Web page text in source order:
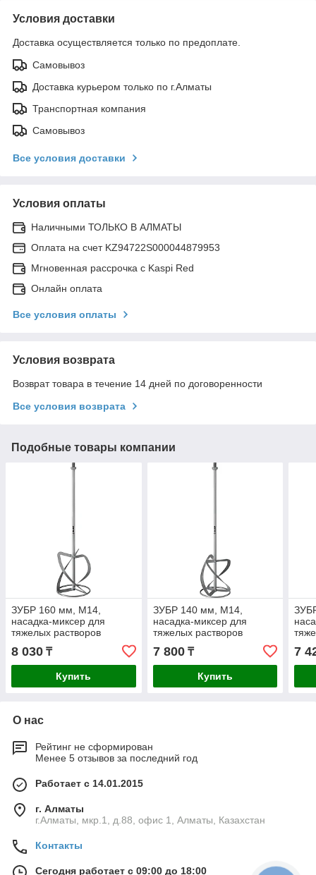
Условия доставки
Доставка осуществляется только по предоплате.
Самовывоз
Доставка курьером только по г.Алматы
Транспортная компания
Самовывоз
Все условия доставки
Условия оплаты
Наличными ТОЛЬКО В АЛМАТЫ
Оплата на счет KZ94722S000044879953
Мгновенная рассрочка с Kaspi Red
Онлайн оплата
Все условия оплаты
Условия возврата
Возврат товара в течение 14 дней по договоренности
Все условия возврата
Подобные товары компании
ЗУБР 160 мм, М14,
насадка-миксер для
тяжелых растворов
МНТ-160
8 030 ₸
Купить
ЗУБР 140 мм, М14,
насадка-миксер для
тяжелых растворов
МНТ-140
7 800₸
Купить
7
О нас
Рейтинг не сформирован
Менее 5 отзывов за последний год
Работает с 14.01.2015
г. Алматы
г.Алматы, мкр.1, д.88, офис 1, Алматы, Казахстан
Контакты
Сегодня работает с 09:00 до 18:00